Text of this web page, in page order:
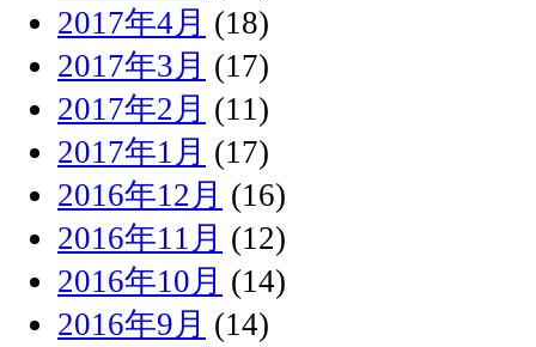
2017年4月 (18)
2017年3月 (17)
2017年2月 (11)
2017年1月 (17)
2016年12月 (16)
2016年11月 (12)
2016年10月 (14)
2016年9月 (14)